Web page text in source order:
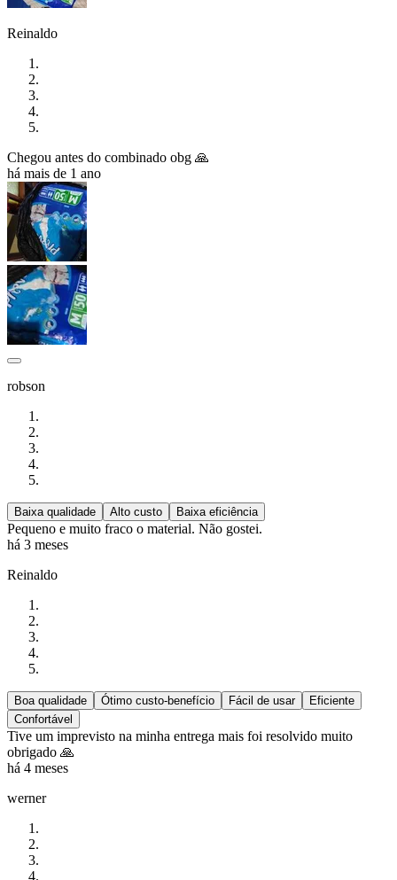
Reinaldo
Chegou antes do combinado obg 🙏
há mais de 1 ano
robson
Baixa qualidade Alto custo Baixa eficiência
Pequeno e muito fraco o material. Não gostei.
há 3 meses
Reinaldo
Boa qualidade Ótimo custo-benefício Fácil de usar
Eficiente
Confortável
Tive um imprevisto na minha entrega mais foi resolvido muito
obrigado 🙏
há 4 meses
werner